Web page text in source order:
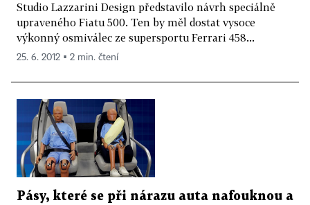
Studio Lazzarini Design představilo návrh speciálně
upraveného Fiatu 500. Ten by měl dostat vysoce
výkonný osmiválec ze supersportu Ferrari 458...
25. 6. 2012 ▪ 2 min. čtení
Pásy, které se při nárazu auta nafouknou a